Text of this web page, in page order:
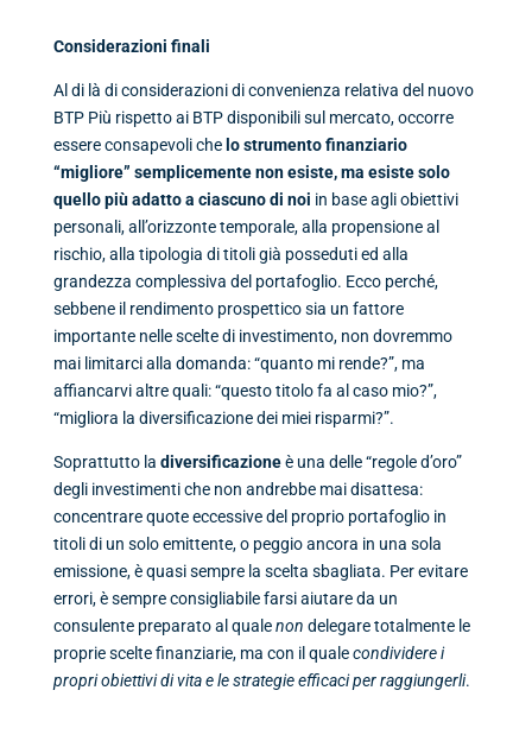
Considerazioni finali
Al di là di considerazioni di convenienza relativa del nuovo
BTP Più rispetto ai BTP disponibili sul mercato, occorre
essere consapevoli che lo strumento finanziario
“migliore” semplicemente non esiste, ma esiste solo
quello più adatto a ciascuno di noi in base agli obiettivi
personali, all’orizzonte temporale, alla propensione al
rischio, alla tipologia di titoli già posseduti ed alla
grandezza complessiva del portafoglio. Ecco perché,
sebbene il rendimento prospettico sia un fattore
importante nelle scelte di investimento, non dovremmo
mai limitarci alla domanda: “quanto mi rende?”, ma
affiancarvi altre quali: “questo titolo fa al caso mio?”,
“migliora la diversificazione dei miei risparmi?”.
Soprattutto la diversificazioneè una delle “regole d’oro”
degli investimenti che non andrebbe mai disattesa:
concentrare quote eccessive del proprio portafoglio in
titoli di un solo emittente, o peggio ancora in una sola
emissione, è quasi sempre la scelta sbagliata. Per evitare
errori, è sempre consigliabile farsi aiutare da un
consulente preparato al qualenon delegare totalmente le
proprie scelte finanziarie, ma con il qualecondividere i
propri obiettivi di vita e le strategie efficaci per raggiungerli.